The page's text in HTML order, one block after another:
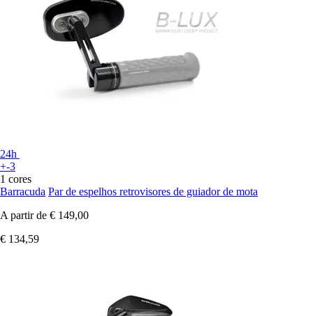
24h
+-3
1 cores
Barracuda Par de espelhos retrovisores de guiador de mota
A partir de € 149,00
€ 134,59